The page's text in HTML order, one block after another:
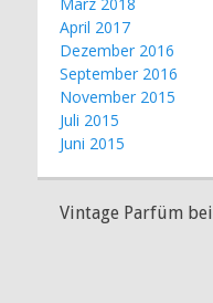
April 2017
Dezember 2016
September 2016
November 2015
Juli 2015
Juni 2015
Vintage Parfüm